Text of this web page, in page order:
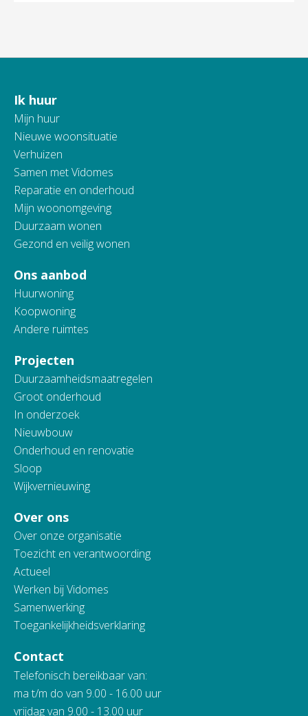
Contactinformatie
Ik huur
Mijn huur
Nieuwe woonsituatie
Verhuizen
Samen met Vidomes
Reparatie en onderhoud
Mijn woonomgeving
Duurzaam wonen
Gezond en veilig wonen
Ons aanbod
Huurwoning
Koopwoning
Andere ruimtes
Projecten
Duurzaamheidsmaatregelen
Groot onderhoud
In onderzoek
Nieuwbouw
Onderhoud en renovatie
Sloop
Wijkvernieuwing
Over ons
Over onze organisatie
Toezicht en verantwoording
Actueel
Werken bij Vidomes
Samenwerking
Toegankelijkheidsverklaring
Contact
Telefonisch bereikbaar van:
ma t/m do van 9.00 - 16.00 uur
vrijdag van 9.00 - 13.00 uur